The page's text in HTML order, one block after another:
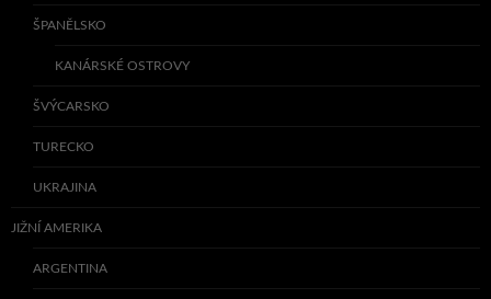
ŠPANĚLSKO
KANÁRSKÉ OSTROVY
ŠVÝCARSKO
TURECKO
UKRAJINA
JIŽNÍ AMERIKA
ARGENTINA